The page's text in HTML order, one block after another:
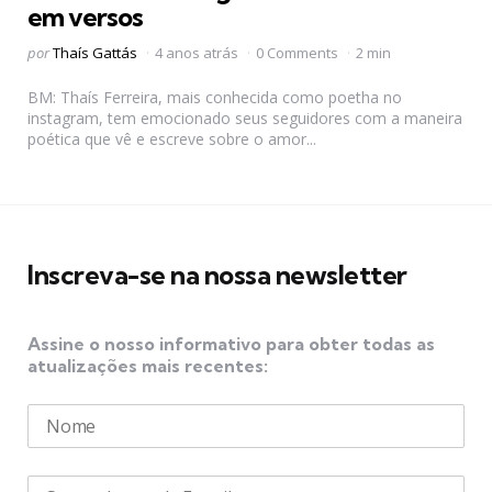
em versos
Postado
porThaís Gattás 4 anos atrás 0 Comments 2 min
BM: Thaís Ferreira, mais conhecida como poetha no
instagram, tem emocionado seus seguidores com a maneira
poética que vê e escreve sobre o amor...
Inscreva-se na nossa newsletter
Assine o nosso informativo para obter todas as
atualizações mais recentes: